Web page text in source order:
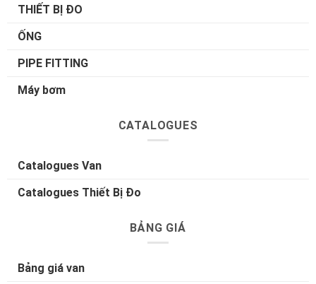
THIẾT BỊ ĐO
ỐNG
PIPE FITTING
Máy bơm
CATALOGUES
Catalogues Van
Catalogues Thiết Bị Đo
BẢNG GIÁ
Bảng giá van